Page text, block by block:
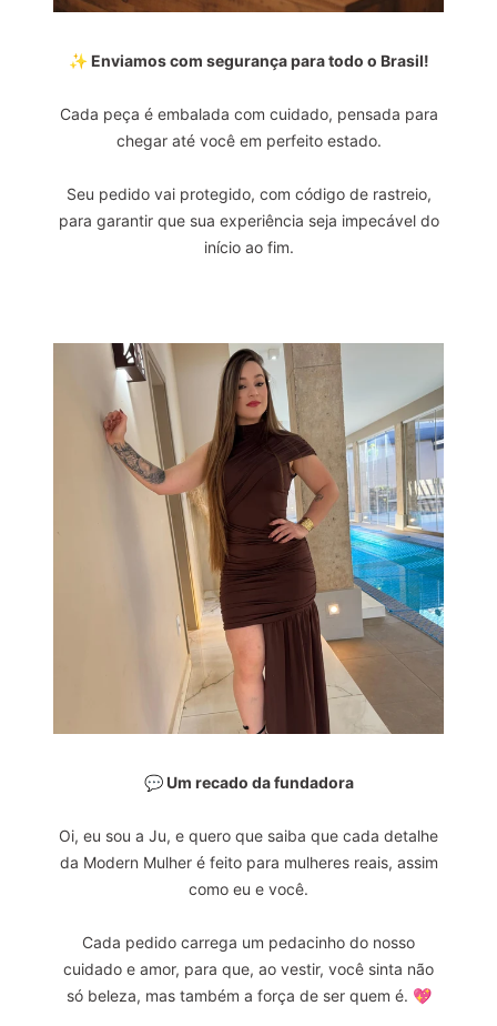
✨ Enviamos com segurança para todo o Brasil!
Cada peça é embalada com cuidado, pensada para
chegar até você em perfeito estado.
Seu pedido vai protegido, com código de rastreio,
para garantir que sua experiência seja impecável do
início ao fim.
💬 Um recado da fundadora
Oi, eu sou a Ju, e quero que saiba que cada detalhe
da Modern Mulher é feito para mulheres reais, assim
como eu e você.
Cada pedido carrega um pedacinho do nosso
cuidado e amor, para que, ao vestir, você sinta não
só beleza, mas também a força de ser quem é. 💖